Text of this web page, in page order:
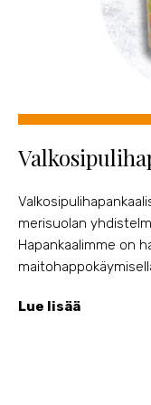
merisuolan
Hapankaalimme on
Lue lisää